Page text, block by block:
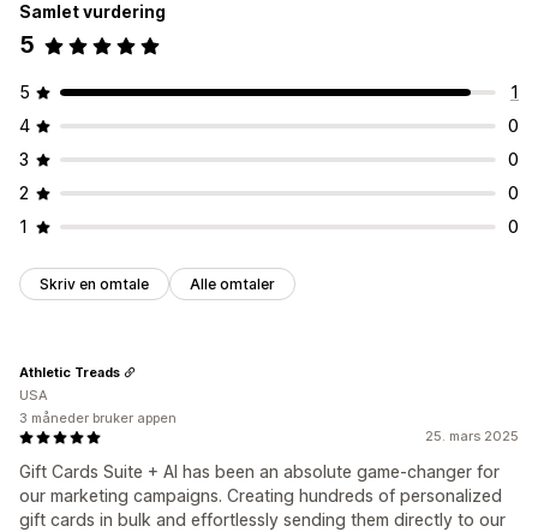
Samlet vurdering
5
5
1
4
0
3
0
2
0
1
0
Skriv en omtale Alle omtaler
25. mars 2025
Gift Cards Suite + AI has been an absolute game-changer for
our marketing campaigns. Creating hundreds of personalized
gift cards in bulk and effortlessly sending them directly to our
Athletic Treads
USA
3 måneder bruker appen